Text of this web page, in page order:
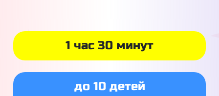
1 час 30 минут
до 10 детей